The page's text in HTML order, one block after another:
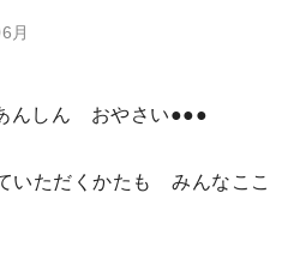
月
しん おやさい●●●
いただくかたも みんなここ